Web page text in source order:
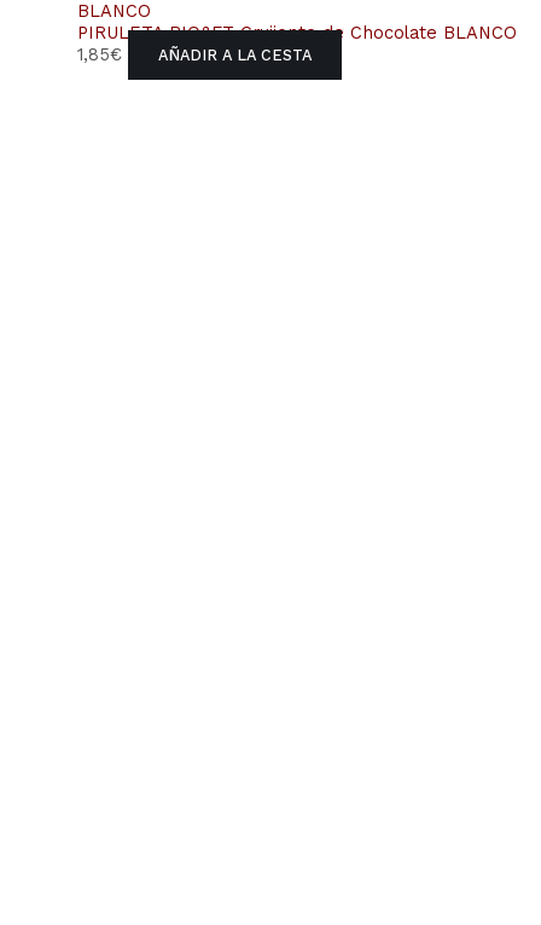
PIRULETA BIO&FT Crujiente de Chocolate BLANCO
1,85€ AÑADIR A LA CESTA